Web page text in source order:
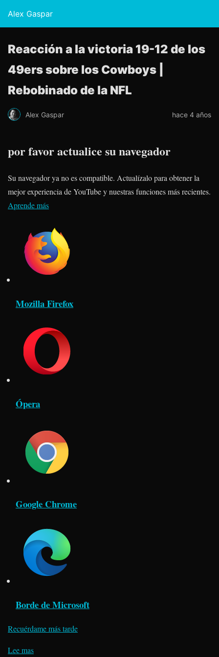
Alex Gaspar
Reacción a la victoria 19-12 de los
49ers sobre los Cowboys |
Rebobinado de la NFL
Alex Gaspar hace 4 años
por favor actualice su navegador
Su navegador ya no es compatible. Actualízalo para obtener la
mejor experiencia de YouTube y nuestras funciones más recientes.
Aprende más
Mozilla Firefox
Ópera
Google Chrome
Borde de Microsoft
Recuérdame más tarde
Lee mas